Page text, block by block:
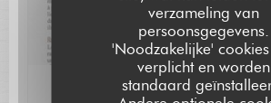
verzameling van
persoonsgegevens.
'Noodzakelijke'
verplicht en worden
standaard05/12/2010